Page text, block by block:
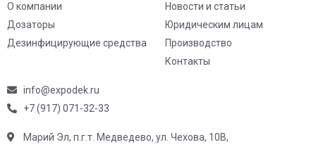
О компании
Дозаторы
Дезинфицирующие средства
Новости и статьи
Юридическим лицам
Производство
Контакты
info@expodek.ru
+7 (917) 071-32-33
Марий Эл, п.г.т. Медведево, ул. Чехова, 10В,